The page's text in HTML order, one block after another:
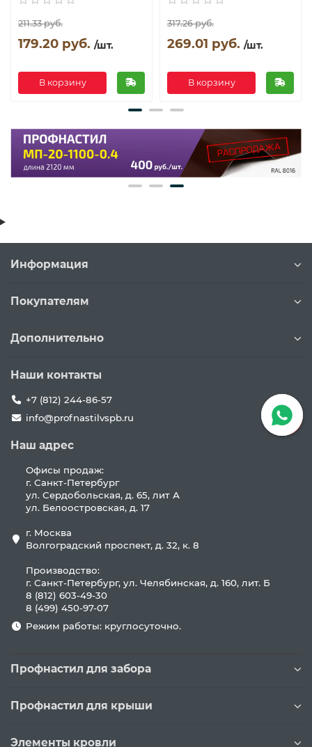
211.33 руб.
179.20 руб. /шт.
В корзину
317.26 руб.
269.01 руб. /шт.
В корзину
Информация
Покупателям
Дополнительно
Наши контакты
+7 (812) 244-86-57
info@profnastilvspb.ru
Наш адрес
Офисы продаж:
г. Санкт-Петербург
ул. Сердобольская, д. 65, лит А
ул. Белоостровская, д. 17
г. Москва
Волгоградский проспект, д. 32, к. 8
Производство:
г. Санкт-Петербург, ул. Челябинская, д. 160, лит. Б
8 (812) 603-49-30
8 (499) 450-97-07
Режим работы: круглосуточно.
Профнастил для забора
Профнастил для крыши
Элементы кровли